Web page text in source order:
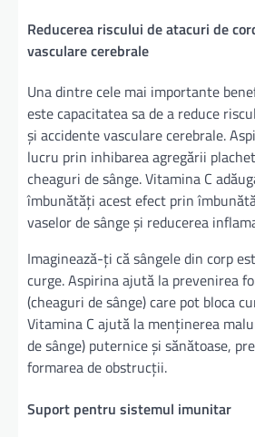
Reducerea riscului de atacuri de
vasculare cerebrale
Una dintre cele mai importante
este capacitatea sa de a reduce
și accidente vasculare cerebrale.
lucru prin inhibarea agregării
cheaguri de sânge. Vitamina C
îmbunătăți acest efect prin
vaselor de sânge și reducerea
Imaginează-ți că sângele din corp
curge. Aspirina ajută la prevenirea
(cheaguri de sânge) care pot bloca
Vitamina C ajută la menținerea
de sânge) puternice și sănătoase,
formarea de obstrucții.
Suport pentru sistemul imunitar